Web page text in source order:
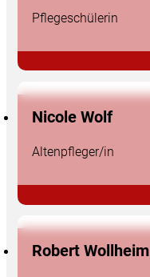
Pflegeschülerin
Nicole Wolf
Altenpfleger/in
Robert Wollheim